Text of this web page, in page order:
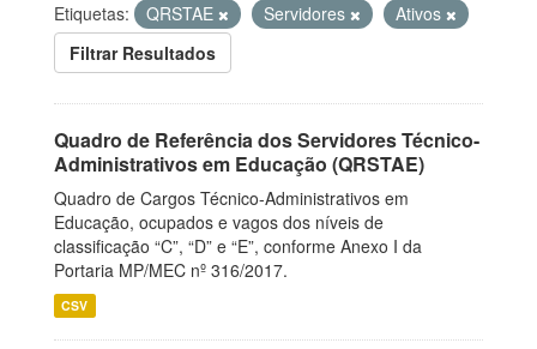
Etiquetas:
QRSTAE Servidores
Ativos
Filtrar Resultados
Quadro de Referência dos Servidores Técnico-
Administrativos em Educação (QRSTAE)
Quadro de Cargos Técnico-Administrativos em
Educação, ocupados e vagos dos níveis de
classificação “C”, “D” e “E”, conforme Anexo I da
Portaria MP/MEC nº 316/2017.
CSV